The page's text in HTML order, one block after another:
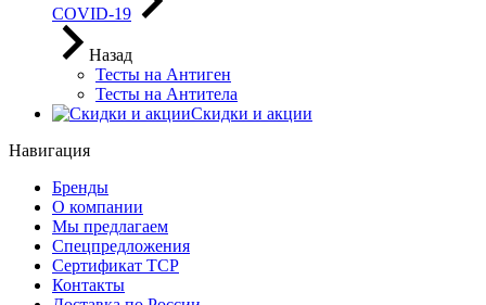
COVID-19
Назад
Тесты на Антиген
Тесты на Антитела
Скидки и акции
Навигация
Бренды
О компании
Мы предлагаем
Спецпредложения
Сертификат ТСР
Контакты